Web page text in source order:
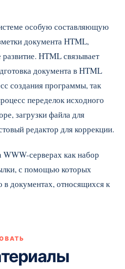
особую составляющую
документа HTML,
HTML связывает
документа в HTML
создания программы, так
переделок исходного
загрузки файла для
редактор для коррекции.
серверах как набор
с помощью которых
документах, относящихся к